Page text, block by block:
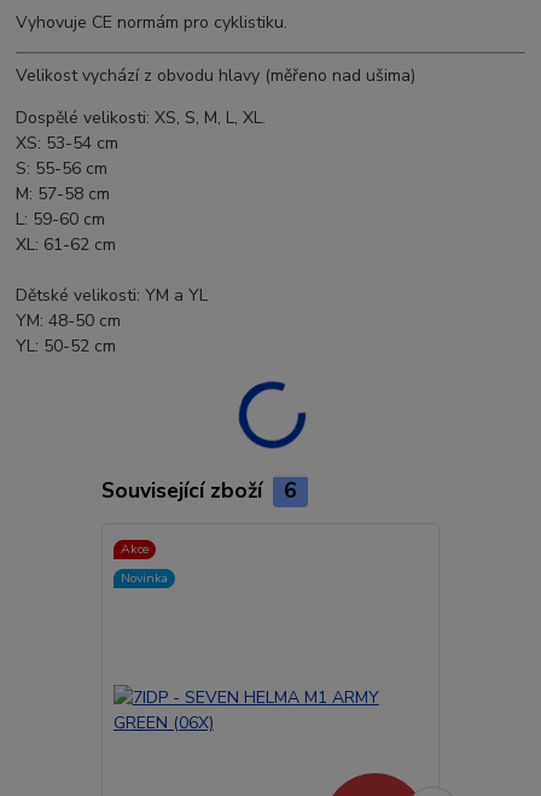
Vyhovuje CE normám pro cyklistiku.
Velikost vychází z obvodu hlavy (měřeno nad ušima)
Dospělé velikosti: XS, S, M, L, XL.
XS: 53-54 cm
S: 55-56 cm
M: 57-58 cm
L: 59-60 cm
XL: 61-62 cm
Dětské velikosti: YM a YL
YM: 48-50 cm
YL: 50-52 cm
Související zboží 6
Akce
Novinka